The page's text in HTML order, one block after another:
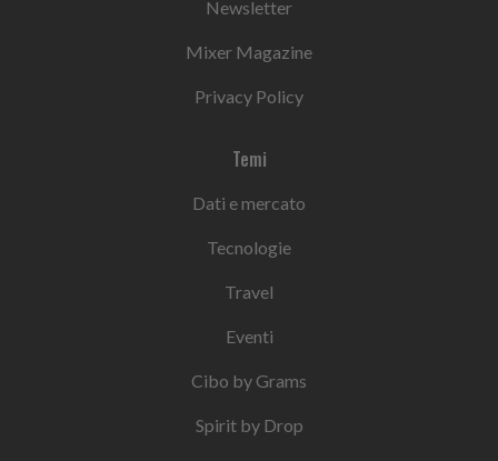
Newsletter
Mixer Magazine
Privacy Policy
Temi
Dati e mercato
Tecnologie
Travel
Eventi
Cibo by Grams
Spirit by Drop